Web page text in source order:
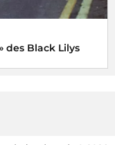
des Black Lilys
pop